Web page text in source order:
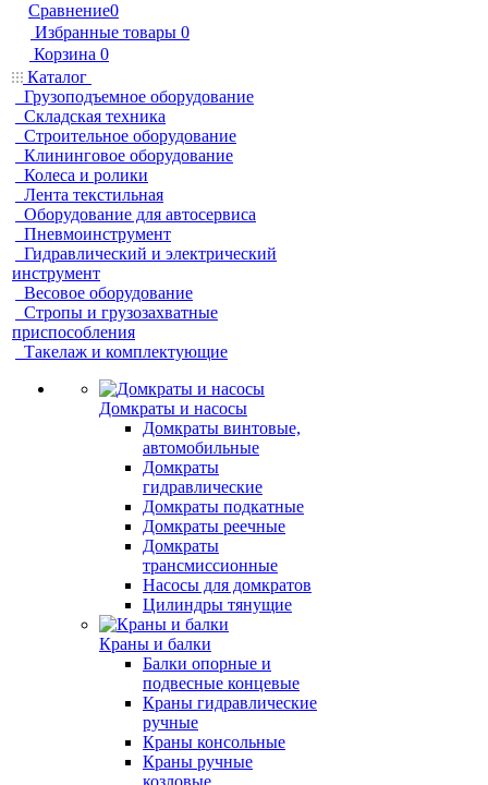
Сравнение0
Избранные товары 0
Корзина 0
Каталог
Грузоподъемное оборудование
Складская техника
Строительное оборудование
Клининговое оборудование
Колеса и ролики
Лента текстильная
Оборудование для автосервиса
Пневмоинструмент
Гидравлический и электрический
инструмент
Весовое оборудование
Стропы и грузозахватные
приспособления
Такелаж и комплектующие
Домкраты и насосы
Домкраты винтовые,
автомобильные
Домкраты
гидравлические
Домкраты подкатные
Домкраты реечные
Домкраты
трансмиссионные
Насосы для домкратов
Цилиндры тянущие
Краны и балки
Балки опорные и
подвесные концевые
Краны гидравлические
ручные
Краны консольные
Краны ручные
козловые